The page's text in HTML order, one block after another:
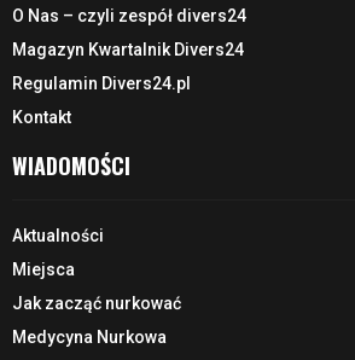
O Nas – czyli zespół divers24
Magazyn Kwartalnik Divers24
Regulamin Divers24.pl
Kontakt
WIADOMOŚCI
Aktualności
Miejsca
Jak zacząć nurkować
Medycyna Nurkowa